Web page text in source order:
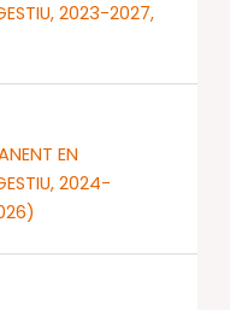
2023-2027,
EN
2024-